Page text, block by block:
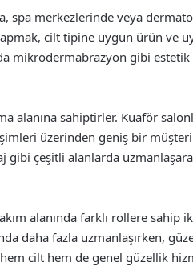
spa merkezlerinde veya
cilt tipine uygun ürün ve
mikrodermabrazyon gibi
alanına sahiptirler. Kuaför
üzerinden geniş bir
gibi çeşitli alanlarda
alanında farklı rollere sahip
daha fazla uzmanlaşırken,
cilt hem de genel güzellik